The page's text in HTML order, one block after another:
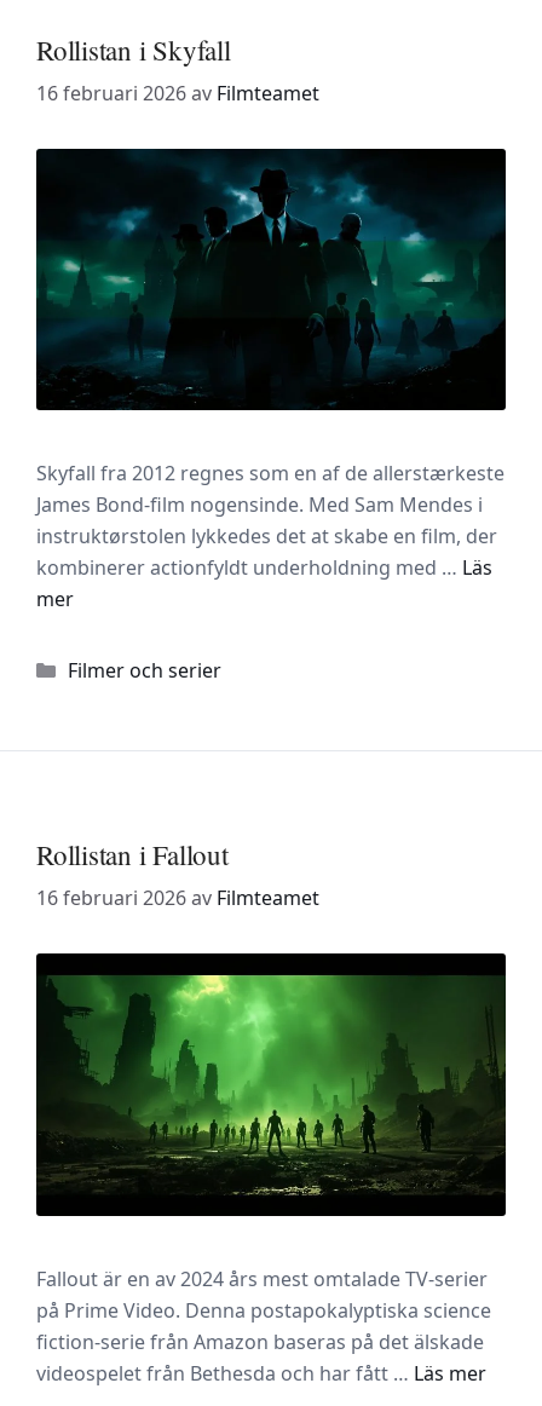
Rollistan i Skyfall
16 februari 2026av Filmteamet
Skyfall fra 2012 regnes som en af de allerstærkeste
James Bond-film nogensinde. Med Sam Mendes i
instruktørstolen lykkedes det at skabe en film, der
kombinerer actionfyldt underholdning med … Läs
mer
Kategorier
Filmer och serier
Rollistan i Fallout
16 februari 2026av Filmteamet
Fallout är en av 2024 års mest omtalade TV-serier
på Prime Video. Denna postapokalyptiska science
fiction-serie från Amazon baseras på det älskade
videospelet från Bethesda och har fått … Läs mer